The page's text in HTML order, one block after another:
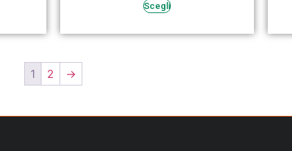
Scegli
1 2 →